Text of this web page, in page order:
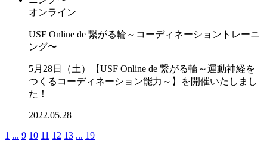
オンライン
USF Online de 繋がる輪～コーディネーショントレーニ
ング〜
5月28日（土）【USF Online de 繋がる輪～運動神経を
つくるコーディネーション能力～】を開催いたしまし
た！
2022.05.28
1 ... 9 10 11 12 13 ... 19